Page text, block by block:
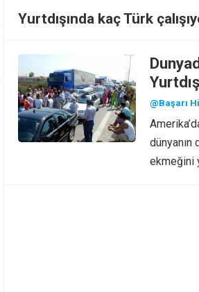
Yurtdışında kaç Türk
@Başarı
dünyanın
ekmeğini